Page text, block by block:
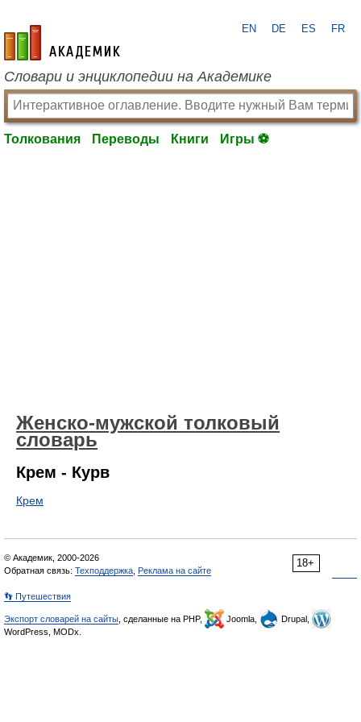
academic.ru
EN DE ES FR
Словари и энциклопедии на Академике
Толкования Переводы Книги Игры ⚽
Женско-мужской толковый
словарь
Крем - Курв
Крем
18+
© Академик, 2000-2026
Обратная связь: Техподдержка Реклама на сайте
👣 Путешествия
Экспорт словарей на сайты , сделанные на PHP, Joomla,
Drupal,
WordPress, MODx.